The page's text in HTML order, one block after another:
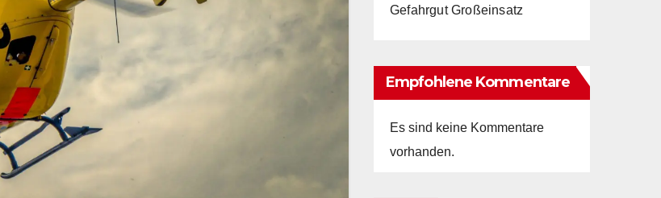
Gefahrgut Großeinsatz
Empfohlene Kommentare
Es sind keine Kommentare
vorhanden.